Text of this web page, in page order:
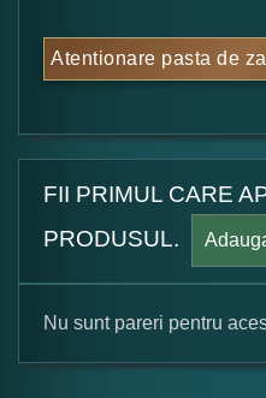
Atentionare pasta de
FII PRIMUL CARE
PRODUSUL.
Formular pareri client
Nu sunt pareri pentru